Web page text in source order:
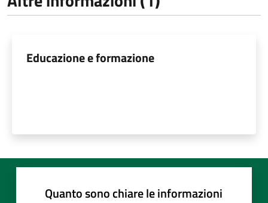
Educazione e formazione
Quanto sono chiare le informazioni